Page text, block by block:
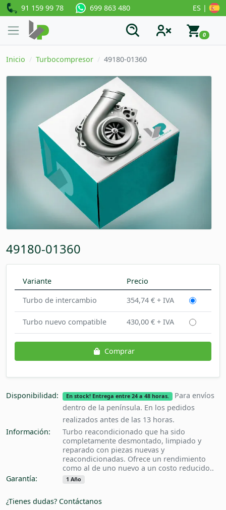
91 159 99 78 699 863 480 ES |
0
Inicio Turbocompresor 49180-01360
49180-01360
Variante
Precio
Turbo de intercambio
354,74 € + IVA
Turbo nuevo compatible 430,00 € + IVA
Comprar
Disponibilidad: En stock! Entrega entre 24 a 48 horas.
Para envíos
dentro de la península. En los pedidos
realizados antes de las 13 horas.
Información:
Turbo reacondicionado que ha sido
completamente desmontado, limpiado y
reparado con piezas nuevas y
reacondicionadas. Ofrece un rendimiento
como al de uno nuevo a un costo reducido..
Garantía:
1 Año
¿Tienes dudas? Contáctanos